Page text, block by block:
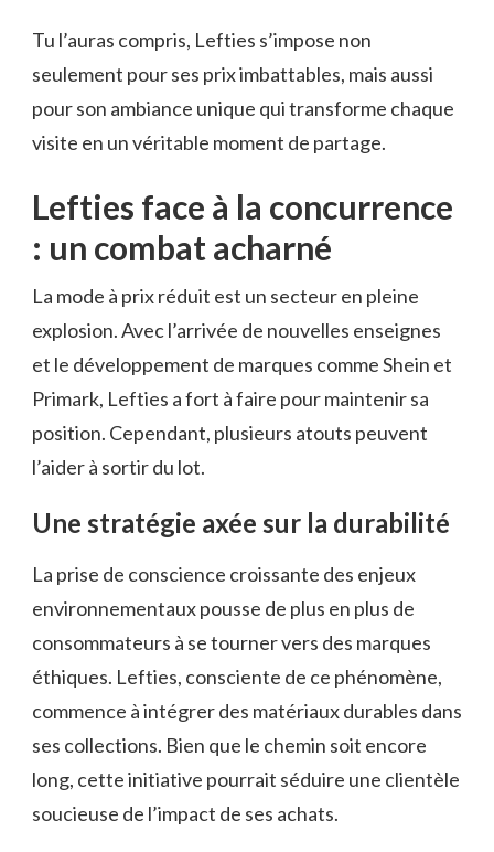
Tu l’auras compris, Lefties s’impose non
seulement pour ses prix imbattables, mais aussi
pour son ambiance unique qui transforme chaque
visite en un véritable moment de partage.
Lefties face à la concurrence
: un combat acharné
La mode à prix réduit est un secteur en pleine
explosion. Avec l’arrivée de nouvelles enseignes
et le développement de marques comme Shein et
Primark, Lefties a fort à faire pour maintenir sa
position. Cependant, plusieurs atouts peuvent
l’aider à sortir du lot.
Une stratégie axée sur la durabilité
La prise de conscience croissante des enjeux
environnementaux pousse de plus en plus de
consommateurs à se tourner vers des marques
éthiques. Lefties, consciente de ce phénomène,
commence à intégrer des matériaux durables dans
ses collections. Bien que le chemin soit encore
long, cette initiative pourrait séduire une clientèle
soucieuse de l’impact de ses achats.